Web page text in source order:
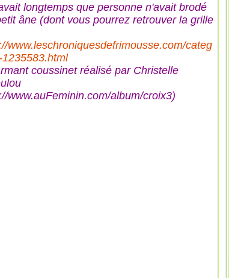
longtemps que personne n'avait brodé
âne (dont vous pourrez retrouver la grille
www.leschroniquesdefrimousse.com/categ
1235583.html
coussinet réalisé par Christelle
www.auFeminin.com/album/croix3)